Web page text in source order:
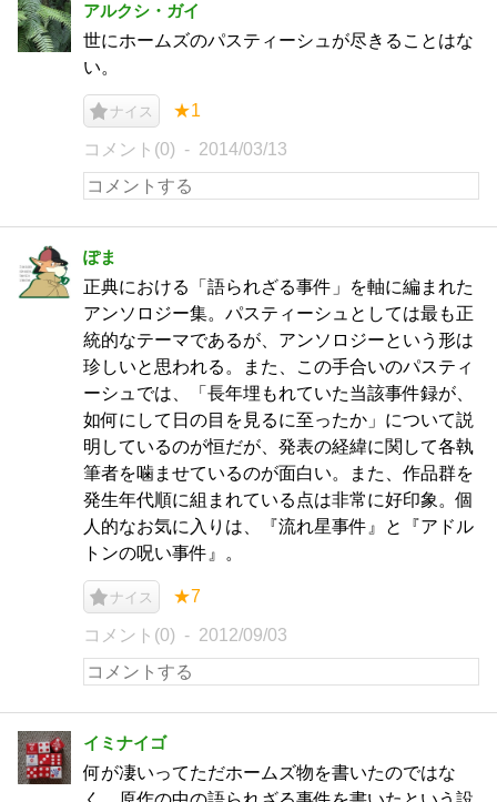
アルクシ・ガイ
世にホームズのパスティーシュが尽きることはな
い。
ナイス ★1
コメント(0) 2014/03/13
ぽま
正典における「語られざる事件」を軸に編まれた
アンソロジー集。パスティーシュとしては最も正
統的なテーマであるが、アンソロジーという形は
珍しいと思われる。また、この手合いのパスティ
ーシュでは、「長年埋もれていた当該事件録が、
如何にして日の目を見るに至ったか」について説
明しているのが恒だが、発表の経緯に関して各執
筆者を噛ませているのが面白い。また、作品群を
発生年代順に組まれている点は非常に好印象。個
人的なお気に入りは、『流れ星事件』と『アドル
トンの呪い事件』。
ナイス ★7
コメント(0) 2012/09/03
イミナイゴ
何が凄いってただホームズ物を書いたのではな